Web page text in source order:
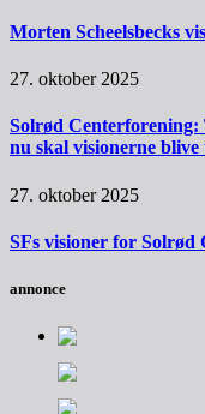
Morten Scheelsbecks
27. oktober 2025
Solrød Centerforening:
nu skal visionerne
27. oktober 2025
SFs visioner for Solrød
annonce